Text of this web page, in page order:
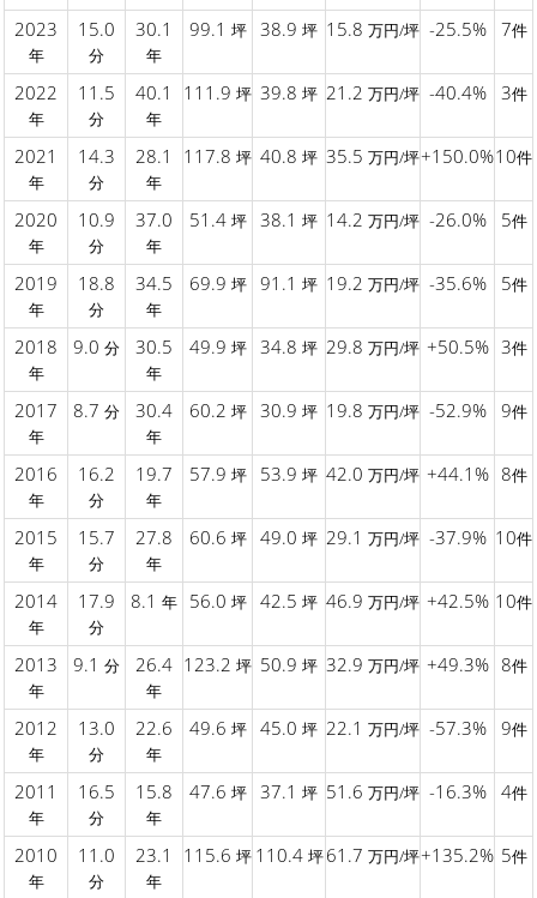
2023
年
15.0
分
30.1
年
99.1 坪 38.9 坪 15.8 万円/坪 -25.5% 7件
2022
年
11.5
分
40.1
年
111.9 坪 39.8 坪 21.2 万円/坪 -40.4% 3件
2021
年
14.3
分
28.1
年
117.8 坪 40.8 坪 35.5 万円/坪+150.0%10件
2020
年
10.9
分
37.0
年
51.4 坪 38.1 坪 14.2 万円/坪 -26.0% 5件
2019
年
18.8
分
34.5
年
69.9 坪 91.1 坪 19.2 万円/坪 -35.6% 5件
2018
年
9.0 分 30.5
年
49.9 坪 34.8 坪 29.8 万円/坪 +50.5% 3件
2017
年
8.7 分 30.4
年
60.2 坪 30.9 坪 19.8 万円/坪 -52.9% 9件
2016
年
16.2
分
19.7
年
57.9 坪 53.9 坪 42.0 万円/坪 +44.1% 8件
2015
年
15.7
分
27.8
年
60.6 坪 49.0 坪 29.1 万円/坪 -37.9% 10件
2014
年
17.9
分
8.1 年 56.0 坪 42.5 坪 46.9 万円/坪 +42.5% 10件
2013
年
9.1 分 26.4
年
123.2 坪 50.9 坪 32.9 万円/坪 +49.3% 8件
2012
年
13.0
分
22.6
年
49.6 坪 45.0 坪 22.1 万円/坪 -57.3% 9件
2011
年
16.5
分
15.8
年
47.6 坪 37.1 坪 51.6 万円/坪 -16.3% 4件
2010
年
11.0
分
23.1
年
115.6 坪 110.4 坪61.7 万円/坪+135.2% 5件